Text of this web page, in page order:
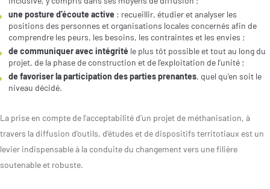
L’actualité des
projets
Guides et
études
Décryptages
Entreprises
Institutions et
collectivités
Fondations
une posture d’écoute active : recueillir, étudier et analyser les
positions des personnes et organisations locales concernés afin de
comprendre les peurs, les besoins, les contraintes et les envies ;
de communiquer avec intégrité le plus tôt possible et tout au long du
projet, de la phase de construction et de l’exploitation de l’unité ;
de favoriser la participation des parties prenantes, quel qu’en soit le
niveau décidé.
La prise en compte de l’acceptabilité d’un projet de méthanisation, à
travers la diffusion d’outils, d’études et de dispositifs territotiaux est un
levier indispensable à la conduite du changement vers une filière
soutenable et robuste.